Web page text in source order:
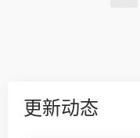
更新动态